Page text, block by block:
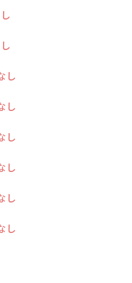
し
し
し
し
し
し